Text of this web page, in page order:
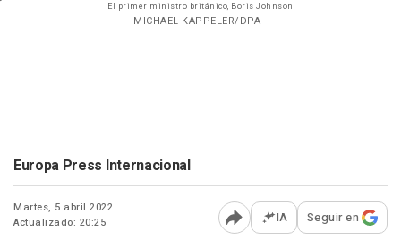
El primer ministro británico, Boris Johnson
- MICHAEL KAPPELER/DPA
Europa Press Internacional
Martes, 5 abril 2022
Actualizado: 20:25
Abrir opciones para
IA Seguir en